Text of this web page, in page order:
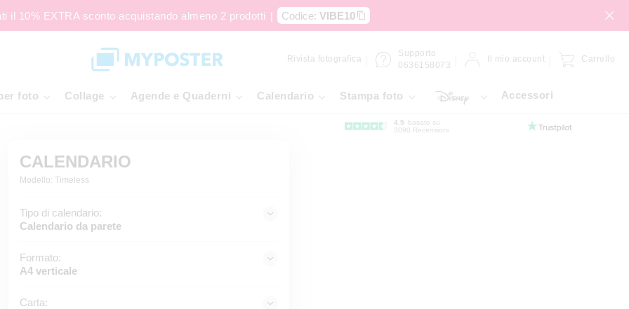
il 10% EXTRA sconto acquistando almeno 2 prodotti | Codice:VIBE10
Rivista fotografica
Supporto
0636158073
Il mio account Carrello
foto Collage Agende e Quaderni Calendario Stampa foto Accessori
4.5
basato su
3090 Recensioni
CALENDARIO
Modello: Timeless
Tipo di calendario:
Calendario da parete
Formato:
A4 verticale
Carta: